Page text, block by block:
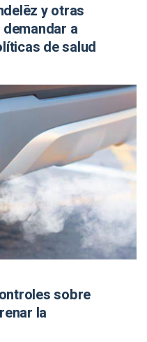
y otras
a
de salud
sobre
la